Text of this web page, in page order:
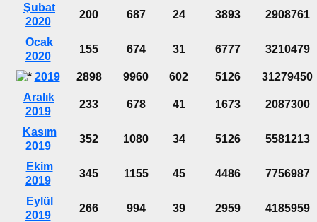
Şubat
2020
200 687 24 3893 2908761
Ocak
2020
155 674 31 6777 3210479
2019 2898 9960 602 5126
31279450
Aralık
2019
233 678 41 1673 2087300
Kasım
2019
352 1080 34 5126 5581213
Ekim
2019
345 1155 45 4486 7756987
Eylül
2019
266 994 39 2959 4185959